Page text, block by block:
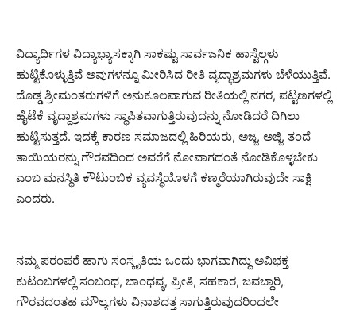
ವಿದ್ಯಾರ್ಥಿಗಳ ವಿದ್ಯಾಭ್ಯಾಸಕ್ಕಾಗಿ ಸಾಕಷ್ಟು ಸಾರ್ವಜನಿಕ ಹಾಸ್ಟೆಲ್ಗಳು
ಹುಟ್ಟಿಕೊಳ್ಳುತ್ತಿವೆ ಅವುಗಳನ್ನೂ ಮೀರಿಸಿದ ರೀತಿ ವೃದ್ಧಾಶ್ರಮಗಳು ಬೆಳೆಯುತ್ತಿವೆ.
ದೊಡ್ಡ ಶ್ರೀಮಂತರುಗಳಿಗೆ ಅನುಕೂಲವಾಗುವ ರೀತಿಯಲ್ಲಿ ನಗರ, ಪಟ್ಟಣಗಳಲ್ಲಿ
ಹೈಟೆಕೆ ವೃದ್ದಾಶ್ರಮಗಳು ಸ್ಥಾಪಿತವಾಗುತ್ತಿರುವುದನ್ನು ನೋಡಿದರೆ ದಿಗಿಲು
ಹುಟ್ಟಿಸುತ್ತದೆ. ಇದಕ್ಕೆ ಕಾರಣ ಸಮಾಜದಲ್ಲಿ ಹಿರಿಯರು, ಅಜ್ಜ, ಅಜ್ಜಿ, ತಂದೆ
ತಾಯಿಯರನ್ನು ಗೌರವದಿಂದ ಅವರೆಗೆ ನೋವಾಗದಂತೆ ನೋಡಿಕೊಳ್ಳಬೇಕು
ಎಂಬ ಮನಸ್ಥಿತಿ ಕೌಟುಂಬಿಕ ವ್ಯವಸ್ಥೆಯೊಳಗೆ ಕಣ್ಮರೆಯಾಗಿರುವುದೇ ಸಾಕ್ಷಿ
ಎಂದರು.
ನಮ್ಮ ಪರಂಪರೆ ಹಾಗು ಸಂಸ್ಕೃತಿಯ ಒಂದು ಭಾಗವಾಗಿದ್ದು ಅವಿಭಕ್ತ
ಕುಟಂಬಗಳಲ್ಲಿ ಸಂಬಂಧ, ಬಾಂಧವ್ಯ, ಪ್ರೀತಿ, ಸಹಕಾರ, ಜವಬ್ದಾರಿ,
ಗೌರವದಂತಹ ಮೌಲ್ಯಗಳು ವಿನಾಶದತ್ತ ಸಾಗುತ್ತಿರುವುದರಿಂದಲೇ